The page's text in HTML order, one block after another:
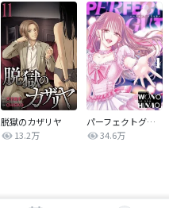
脱獄のカザリヤ
13.2万
パーフェクトグリッター
34.6万